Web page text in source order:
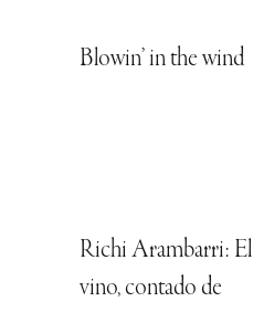
Blowin’ in the wind
Richi Arambarri: El
vino, contado de